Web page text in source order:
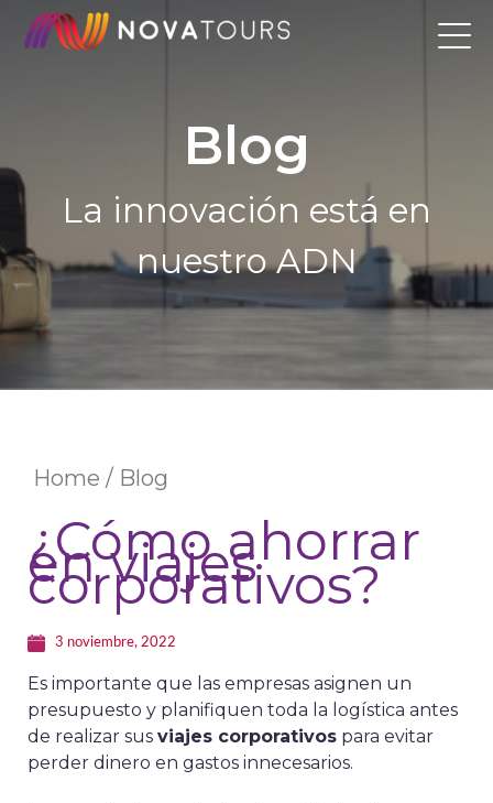
Blog
La innovación está en
nuestro ADN
Home / Blog
¿Cómo ahorrar
en viajes
corporativos?
3 noviembre, 2022
Es importante que las empresas asignen un
presupuesto y planifiquen toda la logística antes
de realizar sus viajes corporativos para evitar
perder dinero en gastos innecesarios.